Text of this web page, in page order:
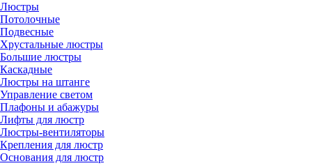
Люстры
Потолочные
Подвесные
Хрустальные люстры
Большие люстры
Каскадные
Люстры на штанге
Управление светом
Плафоны и абажуры
Лифты для люстр
Люстры-вентиляторы
Крепления для люстр
Основания для люстр